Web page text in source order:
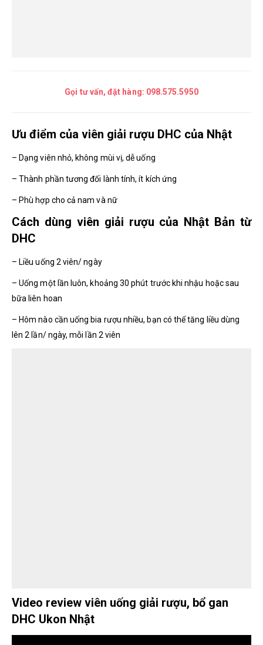
Gọi tư vấn, đặt hàng: 098.575.5950
Ưu điểm của viên giải rượu DHC của Nhật
– Dạng viên nhỏ, không mùi vị, dễ uống
– Thành phần tương đối lành tính, ít kích ứng
– Phù hợp cho cả nam và nữ
Cách dùng viên giải rượu của Nhật Bản từ
DHC
– Liều uống 2 viên/ ngày
– Uống một lần luôn, khoảng 30 phút trước khi nhậu hoặc sau
bữa liên hoan
– Hôm nào cần uống bia rượu nhiều, bạn có thể tăng liều dùng
lên 2 lần/ ngày, mỗi lần 2 viên
Video review viên uống giải rượu, bổ gan
DHC Ukon Nhật